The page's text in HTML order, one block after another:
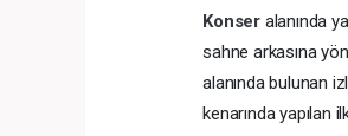
Konser alanında
sahne arkasına
alanında bulunan
kenarında yapılan